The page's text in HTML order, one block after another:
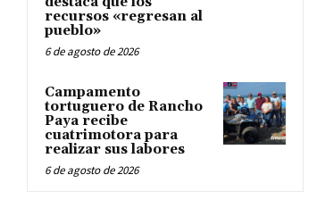
recursos «regresan al
pueblo»
6 de agosto de 2026
Campamento
tortuguero de Rancho
Paya recibe
cuatrimotora para
realizar sus labores
6 de agosto de 2026